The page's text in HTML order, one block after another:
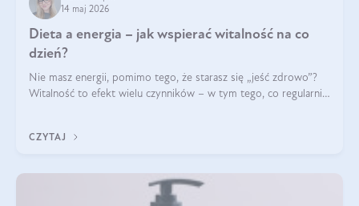
14 maj 2026
Dieta a energia – jak wspierać witalność na co
dzień?
Nie masz energii, pomimo tego, że starasz się „jeść zdrowo”?
Witalność to efekt wielu czynników – w tym tego, co regularnie
CZYTAJ